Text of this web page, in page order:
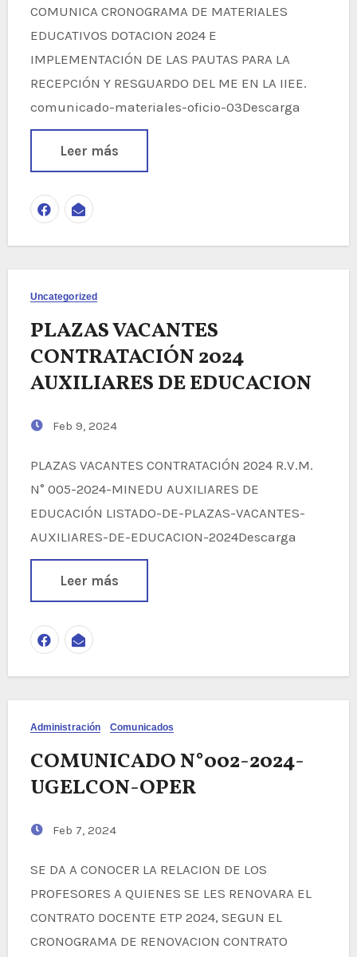
COMUNICA CRONOGRAMA DE MATERIALES
EDUCATIVOS DOTACION 2024 E
IMPLEMENTACIÓN DE LAS PAUTAS PARA LA
RECEPCIÓN Y RESGUARDO DEL ME EN LA IIEE.
comunicado-materiales-oficio-03Descarga
Leer más
Uncategorized
PLAZAS VACANTES
CONTRATACIÓN 2024
AUXILIARES DE EDUCACION
Feb 9, 2024
PLAZAS VACANTES CONTRATACIÓN 2024 R.V.M.
N° 005-2024-MINEDU AUXILIARES DE
EDUCACIÓN LISTADO-DE-PLAZAS-VACANTES-
AUXILIARES-DE-EDUCACION-2024Descarga
Leer más
Administración Comunicados
COMUNICADO N°002-2024-
UGELCON-OPER
Feb 7, 2024
SE DA A CONOCER LA RELACION DE LOS
PROFESORES A QUIENES SE LES RENOVARA EL
CONTRATO DOCENTE ETP 2024, SEGUN EL
CRONOGRAMA DE RENOVACION CONTRATO